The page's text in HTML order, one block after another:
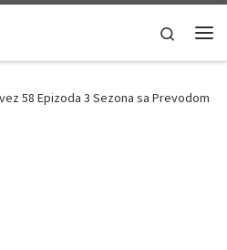
Search
58 Epizoda 3 Sezona sa Prevodom